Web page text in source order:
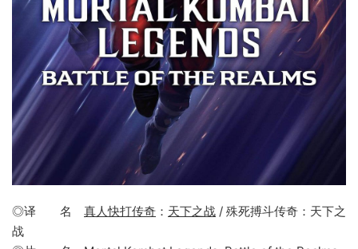
◎译 名 真人快打传奇 ： 天下之战 / 殊死搏斗传奇：天下之
战